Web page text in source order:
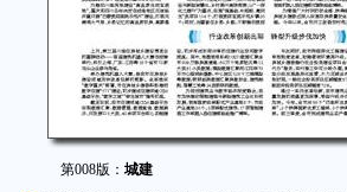
第008版：城建